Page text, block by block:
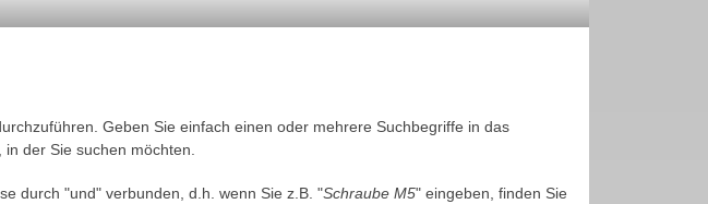
Geben Sie einfach einen oder mehrere Suchbegriffe in das
der Sie suchen möchten.
durch "und" verbunden, d.h. wenn Sie z.B. "Schraube M5" eingeben, finden Sie